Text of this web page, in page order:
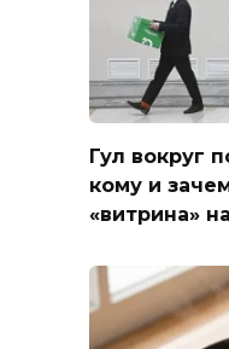
Гул вокруг
кому и
«витрина»